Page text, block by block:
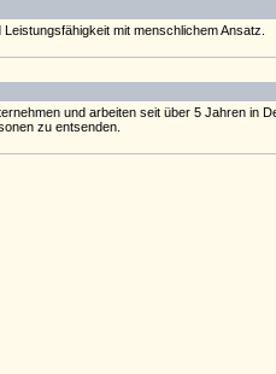
mit menschlichem Ansatz.
und arbeiten seit über 5 Jahren in
zu entsenden.